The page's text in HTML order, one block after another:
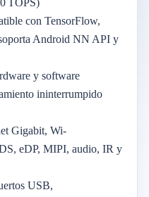
TOPS)
con TensorFlow,
Android NN API y
y software
ininterrumpido
Gigabit, Wi-
eDP, MIPI, audio, IR y
USB,